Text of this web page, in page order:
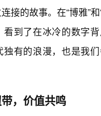
接的故事。在“博雅”
看到了在冰冷的数字
独有的浪漫，也是我
，价值共鸣